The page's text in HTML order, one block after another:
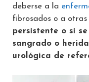
deberse a la
fibrosados o a otras
persistente o si
sangrado o
urológica de